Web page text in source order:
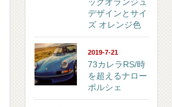
ックオランジュ
デザインとサイ
ズ オレンジ色
2019-7-21
73カレラRS/時
を超えるナロー
ポルシェ